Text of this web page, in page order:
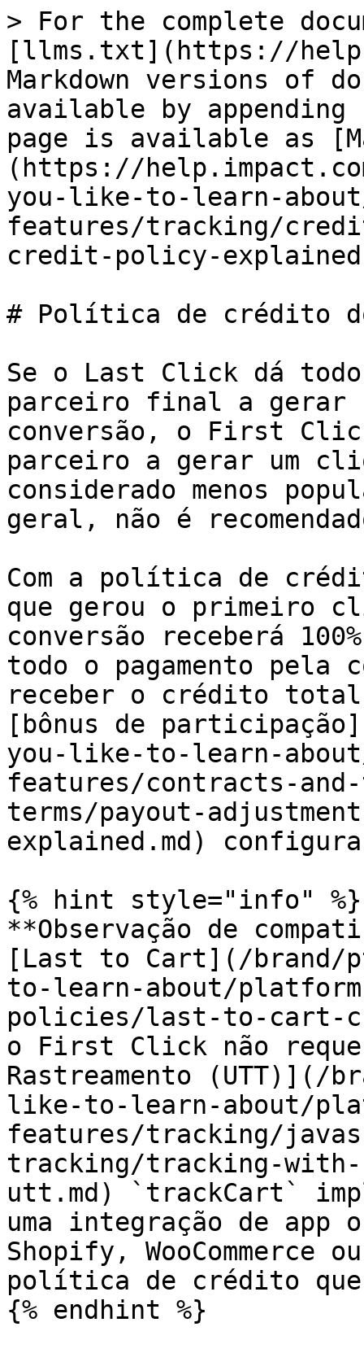
> For the complete
[llms.txt](https://
Markdown versions of
available by
page is available as
(https://
you-like-to-learn-
features/tracking/
credit-policy-
# Política de crédito
Se o Last Click dá
parceiro final a gerar
conversão, o First
parceiro a gerar um
considerado menos
geral, não é
Com a política de
que gerou o primeiro
conversão receberá
todo o pagamento pela
receber o crédito total
[bônus de
you-like-to-learn-
features/contracts-
terms/payout-
explained.md)
{% hint style="info" %}
**Observação de
[Last to Cart](/brand/
to-learn-about/
policies/last-to-cart-
o First Click não
Rastreamento (UTT)](/
like-to-learn-about/
features/tracking/
tracking/tracking-
utt.md) `trackCart`
uma integração de
Shopify, WooCommerce
política de crédito
{% endhint %}